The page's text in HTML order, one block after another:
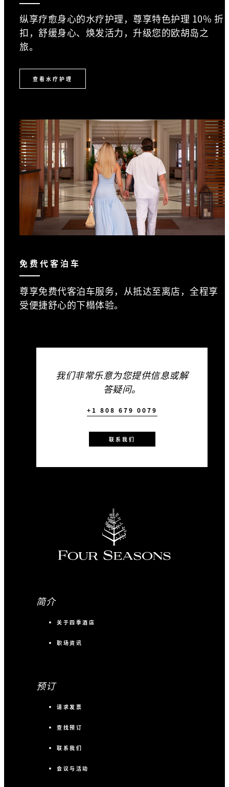
纵享疗愈身心的水疗护理，尊享特色护理 10% 折
扣，舒缓身心、焕发活力，升级您的欧胡岛之
旅。
查看水疗护理
免费代客泊车
尊享免费代客泊车服务，从抵达至离店，全程享
受便捷舒心的下榻体验。
我们非常乐意为您提供信息或解
答疑问。
+1 808 679 0079
联系我们
简介
关于四季酒店
职场资讯
预订
请求发票
查找预订
联系我们
会议与活动